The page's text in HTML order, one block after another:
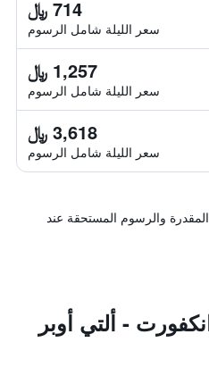
714 ﷼
سعر الليلة شامل الرسوم
1,257 ﷼
سعر الليلة شامل الرسوم
3,618 ﷼
سعر الليلة شامل الرسوم
والرسوم المستحقة عند
- ألتي أوبر